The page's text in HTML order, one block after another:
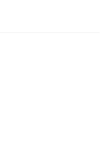
die handgeschilderd, uniek